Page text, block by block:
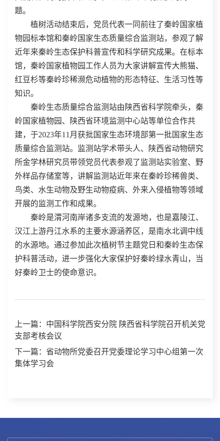
题。
植树活动结束后，党员代表一同前往了秦岭国家植
物园标本馆和秦岭国家生态质量综合监测站，参观了解
近年来秦岭生态保护科普宣传和科学研究成果。在标本
馆，秦岭国家植物园工作人员为大家讲解宣传大熊猫、
红豆杉等秦岭珍稀濒危动植物的形态特征、生活习性等
知识。
秦岭生态质量综合监测站由陕西省科学院牵头，秦
岭国家植物园、陕西省环境监测中心站等单位合作共
建，于2023年11月获批国家生态环境部第一批国家生态
质量综合监测站。监测站学术带头人、陕西省动物研究
所金学林研究员带领党员代表参观了监测站实验室、野
外样品存储室等，讲解监测站近年来在秦岭珍稀兽类、
鸟类、水生动物及野生动物疫病、外来入侵植物等领域
开展的监测工作和成果。
秦岭是渭河南岸诸多支流的发源地，也是嘉陵江、
汉江上游丹江水系的主要水源涵养区，是南水北调中线
的水源地。通过参加此次植树节主题党日和秦岭生态保
护科普活动，进一步强化大家保护好秦岭绿水青山，当
好秦岭卫士的使命意识。
上一篇：中国科学院西安分院 陕西省科学院召开机关党
支部考核会议
下一篇：省动物所党委召开党委理论学习中心组第一次
集体学习会